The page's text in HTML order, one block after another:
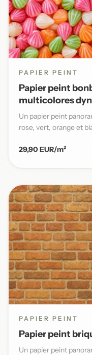
PAPIER PEINT
Papier peint
multicolores
Un papier peint
rose, vert, orange et
29,90 EUR/m²
PAPIER PEINT
Papier peint
Un papier peint